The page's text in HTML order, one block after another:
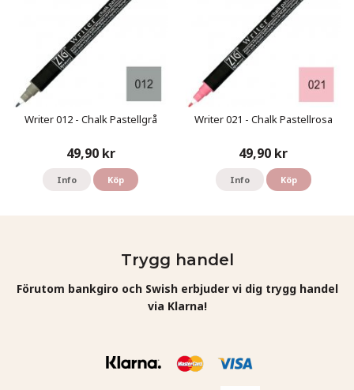
Writer 012 - Chalk Pastellgrå
49,90 kr
Info Köp
Writer 021 - Chalk Pastellrosa
49,90 kr
Info Köp
Trygg handel
Förutom bankgiro och Swish erbjuder vi dig trygg handel
via Klarna!